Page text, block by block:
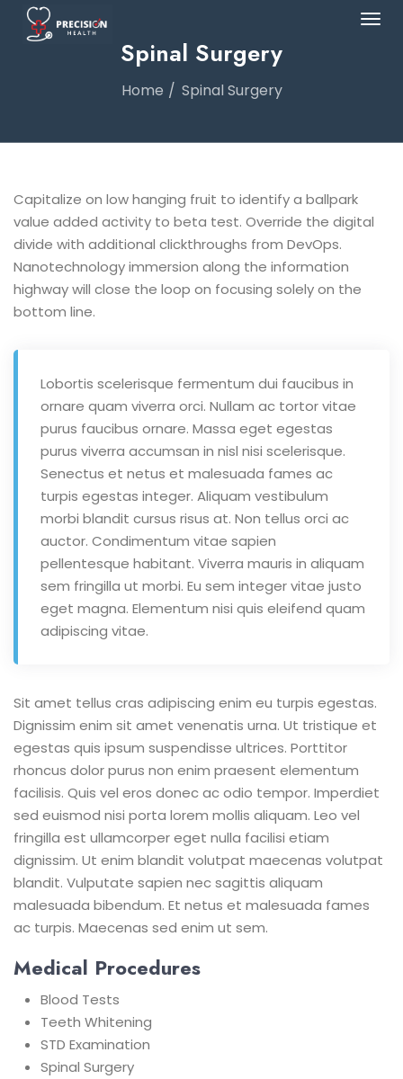
Spinal Surgery
Home Spinal Surgery
Capitalize on low hanging fruit to identify a ballpark
value added activity to beta test. Override the digital
divide with additional clickthroughs from DevOps.
Nanotechnology immersion along the information
highway will close the loop on focusing solely on the
bottom line.
Lobortis scelerisque fermentum dui faucibus in
ornare quam viverra orci. Nullam ac tortor vitae
purus faucibus ornare. Massa eget egestas
purus viverra accumsan in nisl nisi scelerisque.
Senectus et netus et malesuada fames ac
turpis egestas integer. Aliquam vestibulum
morbi blandit cursus risus at. Non tellus orci ac
auctor. Condimentum vitae sapien
pellentesque habitant. Viverra mauris in aliquam
sem fringilla ut morbi. Eu sem integer vitae justo
eget magna. Elementum nisi quis eleifend quam
adipiscing vitae.
Sit amet tellus cras adipiscing enim eu turpis egestas.
Dignissim enim sit amet venenatis urna. Ut tristique et
egestas quis ipsum suspendisse ultrices. Porttitor
rhoncus dolor purus non enim praesent elementum
facilisis. Quis vel eros donec ac odio tempor. Imperdiet
sed euismod nisi porta lorem mollis aliquam. Leo vel
fringilla est ullamcorper eget nulla facilisi etiam
dignissim. Ut enim blandit volutpat maecenas volutpat
blandit. Vulputate sapien nec sagittis aliquam
malesuada bibendum. Et netus et malesuada fames
ac turpis. Maecenas sed enim ut sem.
Medical Procedures
Blood Tests
Teeth Whitening
STD Examination
Spinal Surgery